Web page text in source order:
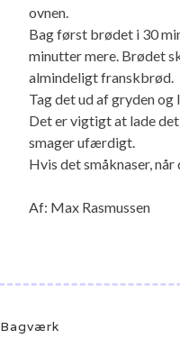
ovnen.
Bag først brødet i 30
minutter mere. Brødet
almindeligt franskbrød.
Tag det ud af gryden og
Det er vigtigt at lade
smager ufærdigt.
Hvis det småknaser,
Af: Max Rasmussen
Bagværk